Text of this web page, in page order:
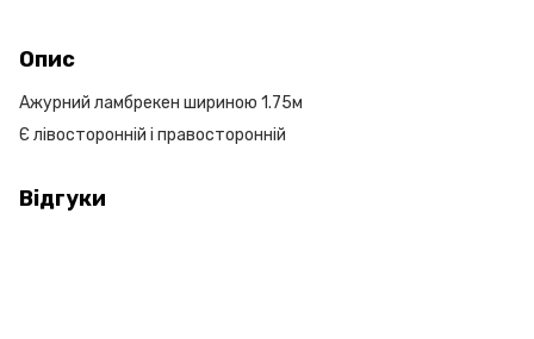
Опис
Ажурний ламбрекен шириною 1.75м
Є лівосторонній і правосторонній
Відгуки